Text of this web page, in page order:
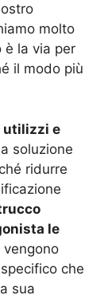
molto
è la via per
il modo più
utilizzi e
soluzione
ridurre
le
vengono
che
sua